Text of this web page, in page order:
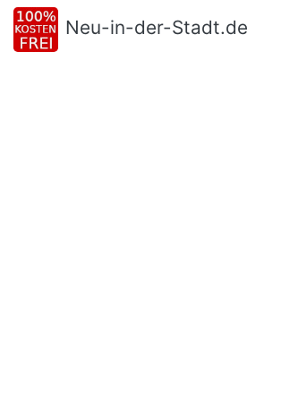
Neu-in-der-Stadt.de